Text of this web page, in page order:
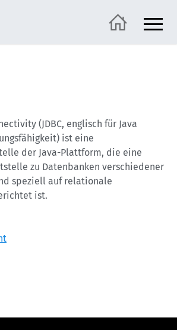
(JDBC, englisch für Java
ist eine
der Java-Plattform, die eine
zu Datenbanken verschiedener
speziell auf relationale
ist.